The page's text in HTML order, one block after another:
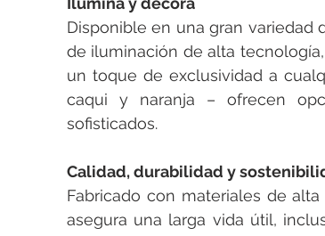
Disponible en una gran variedad
de iluminación de alta
un toque de exclusividad a
caqui y naranja – ofrecen
sofisticados.
Calidad, durabilidad y
Fabricado con materiales de
asegura una larga vida útil,